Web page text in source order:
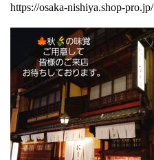
https://osaka-nishiya.shop-pro.jp/